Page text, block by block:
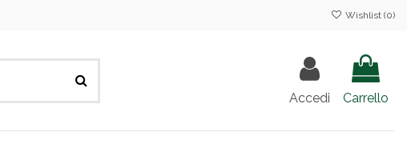
Wishlist (0)
Accedi Carrello